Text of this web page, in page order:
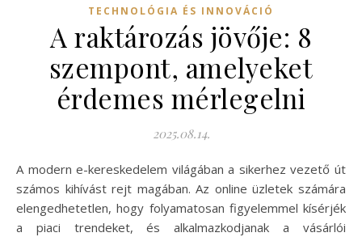
TECHNOLÓGIA ÉS INNOVÁCIÓ
A raktározás jövője: 8
szempont, amelyeket
érdemes mérlegelni
2025.08.14.
A modern e-kereskedelem világában a sikerhez vezető út
számos kihívást rejt magában. Az online üzletek számára
elengedhetetlen, hogy folyamatosan figyelemmel kísérjék
a piaci trendeket, és alkalmazkodjanak a vásárlói